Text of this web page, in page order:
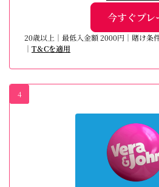
今すぐプレ
20歳以上｜最低入金額 2000円｜賭け条
｜ T＆Cを適用
4